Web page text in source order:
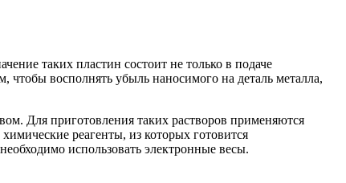
таких пластин состоит не только в подаче
чтобы восполнять убыль наносимого на деталь металла,
Для приготовления таких растворов применяются
реагенты, из которых готовится
использовать электронные весы.